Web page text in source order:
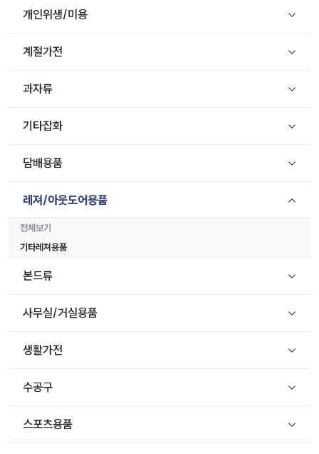
개인위생/미용
계절가전
과자류
기타잡화
담배용품
레져/아웃도어용품
전체보기
기타레져용품
본드류
사무실/거실용품
생활가전
수공구
스포츠용품